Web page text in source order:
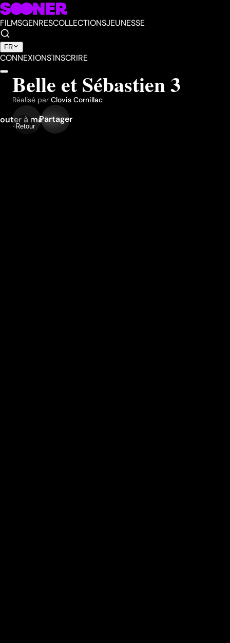
FILMSGENRESCOLLECTIONSJEUNESSE
FR
CONNEXIONS'INSCRIRE
Retour
Belle et Sébastien 3
Réalisé par Clovis Cornillac
à ma liste
Partager